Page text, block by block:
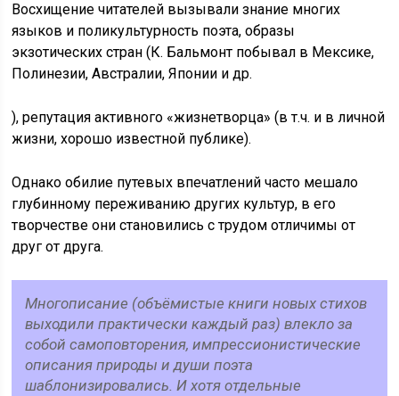
Восхищение читателей вызывали знание многих
языков и поликультурность поэта, образы
экзотических стран (К. Бальмонт побывал в Мексике,
Полинезии, Австралии, Японии и др.
), репутация активного «жизнетворца» (в т.ч. и в личной
жизни, хорошо известной публике).
Однако обилие путевых впечатлений часто мешало
глубинному переживанию других культур, в его
творчестве они становились с трудом отличимы от
друг от друга.
Многописание (объёмистые книги новых стихов
выходили практически каждый раз) влекло за
собой самоповторения, импрессионистические
описания природы и души поэта
шаблонизировались. И хотя отдельные